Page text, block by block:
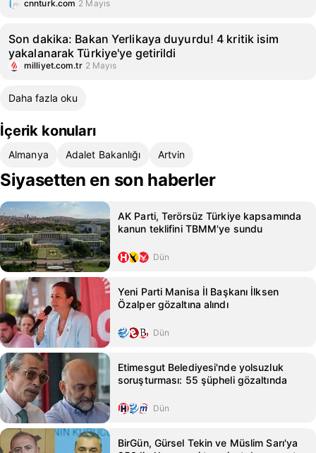
yakalandı
cnnturk.com 2 Mayıs
Son dakika: Bakan Yerlikaya duyurdu! 4 kritik isim
yakalanarak Türkiye'ye getirildi
milliyet.com.tr 2 Mayıs
Daha fazla oku
İçerik konuları
Almanya Adalet Bakanlığı Artvin
Siyasetten en son haberler
AK Parti, Terörsüz Türkiye kapsamında
kanun teklifini TBMM'ye sundu
Dün
Yeni Parti Manisa İl Başkanı İlksen
Özalper gözaltına alındı
Dün
Etimesgut Belediyesi'nde yolsuzluk
soruşturması: 55 şüpheli gözaltında
Dün
BirGün, Gürsel Tekin ve Müslim Sarı'ya